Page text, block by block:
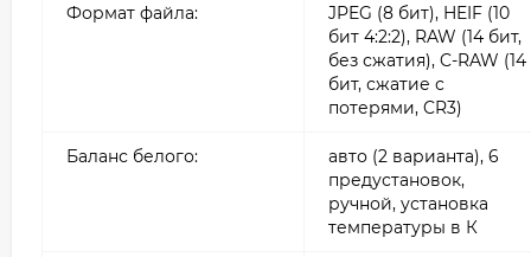
Формат файла:
JPEG (8 бит), HEIF (10
бит 4:2:2), RAW (14 бит,
без сжатия), C-RAW (14
бит, сжатие с
потерями, CR3)
Баланс белого:
авто (2 варианта), 6
предустановок,
ручной, установка
температуры в К